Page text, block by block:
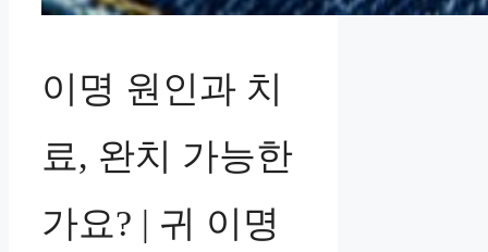
이명 원인과 치
료, 완치 가능한
가요? | 귀 이명